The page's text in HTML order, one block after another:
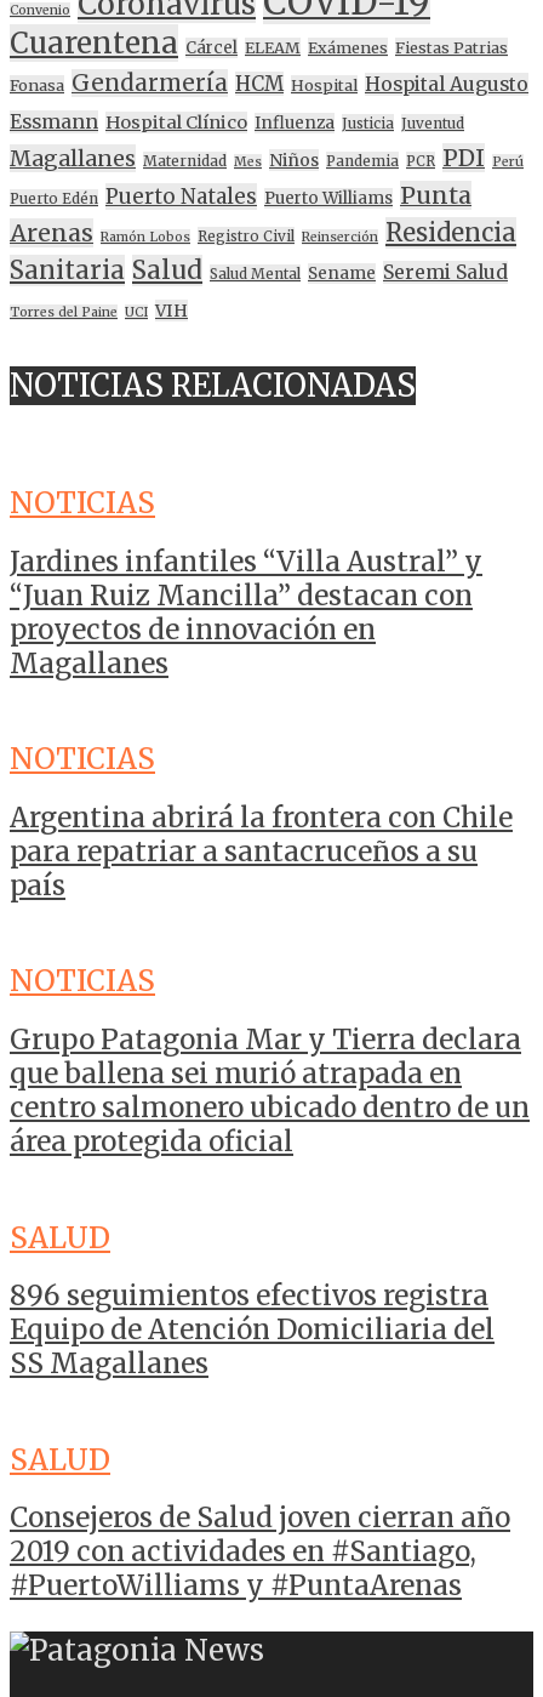
Convenio
Cuarentena Cárcel ELEAM Exámenes Fiestas Patrias
Fonasa Gendarmería HCM Hospital Hospital Augusto
Essmann Hospital Clínico Influenza Justicia Juventud
Magallanes Maternidad Mes Niños Pandemia PCR PDI Perú
Puerto Edén Puerto Natales Puerto Williams Punta
Arenas Ramón Lobos Registro Civil Reinserción Residencia
Sanitaria Salud Salud Mental Sename Seremi Salud
Torres del Paine UCI VIH
NOTICIAS RELACIONADAS
NOTICIAS
Jardines infantiles “Villa Austral” y
“Juan Ruiz Mancilla” destacan con
proyectos de innovación en
Magallanes
NOTICIAS
Argentina abrirá la frontera con Chile
para repatriar a santacruceños a su
país
NOTICIAS
Grupo Patagonia Mar y Tierra declara
que ballena sei murió atrapada en
centro salmonero ubicado dentro de un
área protegida oficial
SALUD
896 seguimientos efectivos registra
Equipo de Atención Domiciliaria del
SS Magallanes
SALUD
Consejeros de Salud joven cierran año
2019 con actividades en #Santiago,
#PuertoWilliams y #PuntaArenas